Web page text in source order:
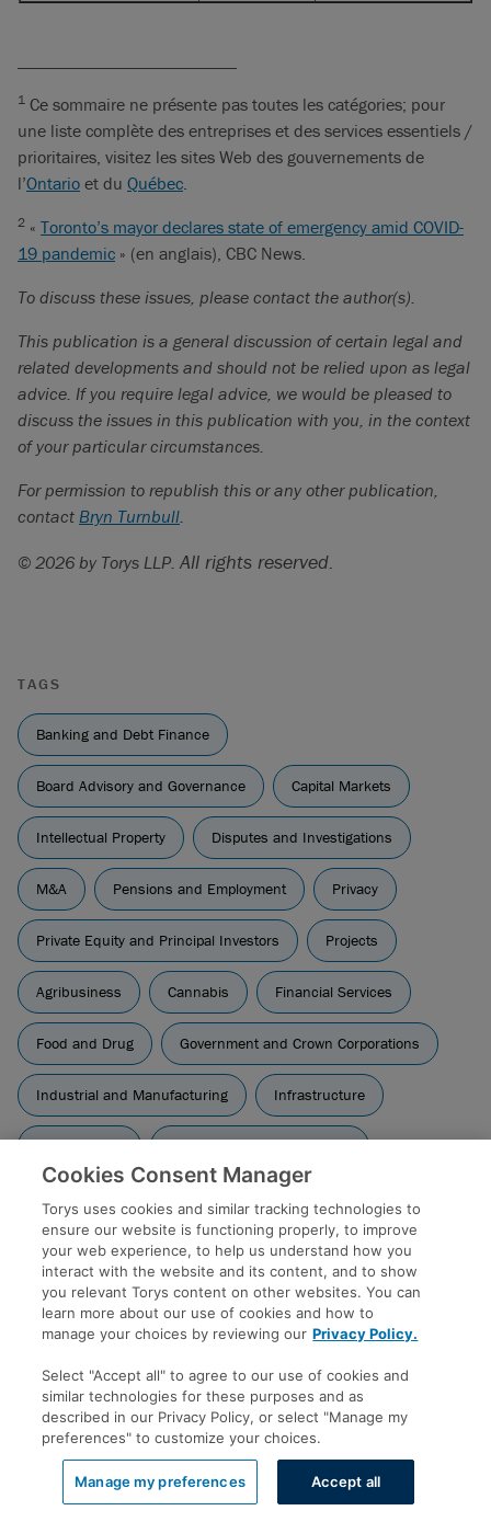
1 Ce sommaire ne présente pas toutes les catégories; pour
une liste complète des entreprises et des services essentiels /
prioritaires, visitez les sites Web des gouvernements de
l’Ontario et du Québec.
2 « Toronto’s mayor declares state of emergency amid COVID-
19 pandemic » (en anglais), CBC News.
To discuss these issues, please contact the author(s).
This publication is a general discussion of certain legal and
related developments and should not be relied upon as legal
advice. If you require legal advice, we would be pleased to
discuss the issues in this publication with you, in the context
of your particular circumstances.
For permission to republish this or any other publication,
contact Bryn Turnbull.
© 2026 by Torys LLP. All rights reserved.
TAGS
Banking and Debt Finance
Board Advisory and Governance Capital Markets
Intellectual Property Disputes and Investigations
M&A Pensions and Employment Privacy
Private Equity and Principal Investors Projects
Agribusiness Cannabis Financial Services
Food and Drug Government and Crown Corporations
Industrial and Manufacturing Infrastructure
Life Sciences Media and Communications
Power and Renewable Energy Real Estate
Consumer and Retail Technology
Latest News & Insights
Cookies Consent Manager
Torys uses cookies and similar tracking technologies to
ensure our website is functioning properly, to improve
your web experience, to help us understand how you
interact with the website and its content, and to show
you relevant Torys content on other websites. You can
learn more about our use of cookies and how to
manage your choices by reviewing our Privacy Policy.
Select "Accept all" to agree to our use of cookies and
similar technologies for these purposes and as
described in our Privacy Policy, or select "Manage my
preferences" to customize your choices.
Manage my preferences Accept all